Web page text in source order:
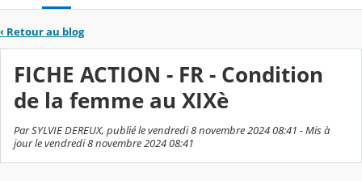
‹ Retour au blog
FICHE ACTION - FR - Condition
de la femme au XIXè
Par SYLVIE DEREUX, publié le vendredi 8 novembre 2024 08:41 - Mis à
jour le vendredi 8 novembre 2024 08:41